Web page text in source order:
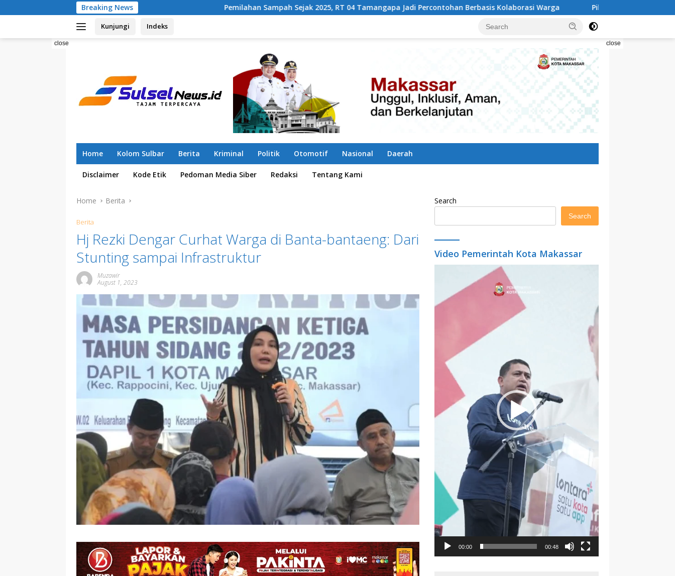
to
Breaking News Pemilahan Sampah Sejak 2025, RT 04 Tamangapa Jadi Percontohan Berbasis Kolaborasi Warga Pilah Sampah Solusi Menyelamatkan Kota
Kunjungi Indeks
close close
Home Kolom Sulbar Berita Kriminal Politik Otomotif Nasional Daerah
Disclaimer Kode Etik Pedoman Media Siber Redaksi Tentang Kami
Home Berita
Berita
Hj Rezki Dengar Curhat Warga di Banta-bantaeng: Dari
Stunting sampai Infrastruktur
Muzawir
August 1, 2023
Search
Search
Video Pemerintah Kota Makassar
00:00 00:48